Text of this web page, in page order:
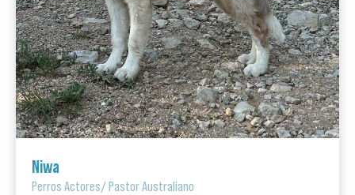
Niwa
Perros Actores/Pastor Australiano